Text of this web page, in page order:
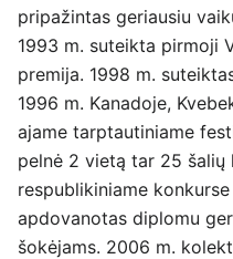
pripažintas geriausiu
1993 m. suteikta pirmoji
premija. 1998 m.
1996 m. Kanadoje,
ajame tarptautiniame
pelnė 2 vietą tar 25 šalių
respublikiniame
apdovanotas diplomu
šokėjams. 2006 m.